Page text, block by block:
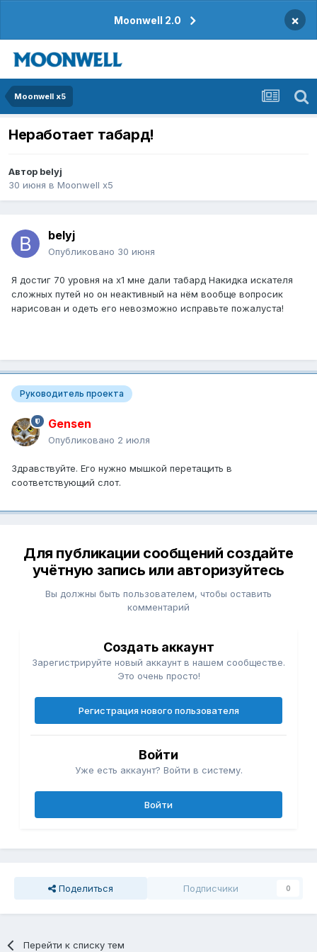
Moonwell 2.0 ×
Moonwell x5
Неработает табард!
Автор belyj
30 июня в Moonwell x5
belyj
Опубликовано 30 июня
Я достиг 70 уровня на х1 мне дали табард Накидка искателя
сложных путей но он неактивный на нём вообще вопросик
нарисован и одеть его невозможно исправьте пожалуста!
Руководитель проекта
Gensen
Опубликовано 2 июля
Здравствуйте. Его нужно мышкой перетащить в
соответствующий слот.
Для публикации сообщений создайте
учётную запись или авторизуйтесь
Вы должны быть пользователем, чтобы оставить
комментарий
Создать аккаунт
Зарегистрируйте новый аккаунт в нашем сообществе.
Это очень просто!
Регистрация нового пользователя
Войти
Уже есть аккаунт? Войти в систему.
Войти
Поделиться Подписчики 0
Перейти к списку тем